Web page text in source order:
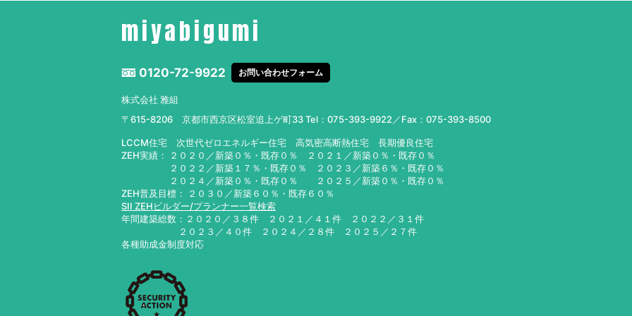
miyabigumi
0120-72-9922 お問い合わせフォーム
株式会社 雅組
〒615-8206 京都市西京区松室追上ゲ町33Tel： 075-393-9922 ／Fax：075-393-8500
LCCM住宅 次世代ゼロエネルギー住宅 高気密高断熱住宅 長期優良住宅
ZEH実績： ２０２０／新築０％・既存０％ ２０２１／新築０％・既存０％
２０２２／新築１７％・既存０％ ２０２３／新築６％・既存０％
２０２４／新築０％・既存０％ ２０２５／新築０％・既存０％
ZEH普及目標： ２０３０／新築６０％・既存６０％
SII ZEHビルダー/プランナー一覧検索
年間建築総数：２０２０／３８件 ２０２１／４１件 ２０２２／３１件
２０２３／４０件 ２０２４／２８件 ２０２５／２７件
各種助成金制度対応